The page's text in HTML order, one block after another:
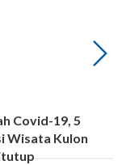
Covid-19, 5
Wisata Kulon